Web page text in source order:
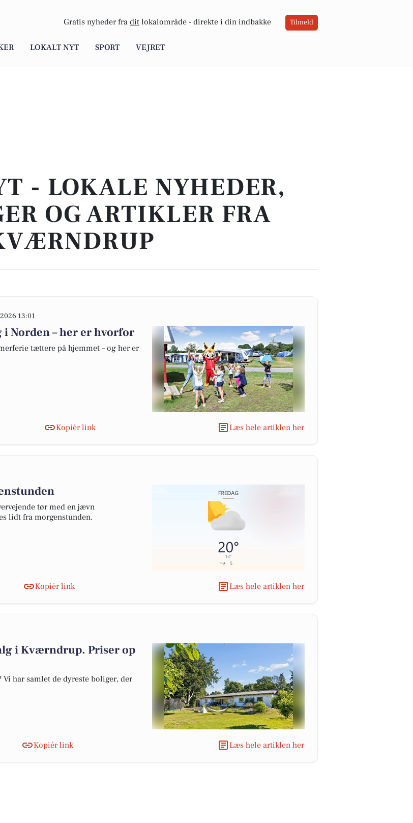
Gratis nyheder fra dit lokalområde - direkte i din indbakke Tilmeld
LOKALT NYT SPORT VEJRET
- LOKALE NYHEDER,
OG ARTIKLER FRA
13:01
Norden – her er hvorfor
tættere på hjemmet – og her er
Kopiér link Læs hele artiklen her
tør med en jævn
lidt fra morgenstunden.
Kopiér link Læs hele artiklen her
i Kværndrup. Priser op
har samlet de dyreste boliger, der
Kopiér link Læs hele artiklen her